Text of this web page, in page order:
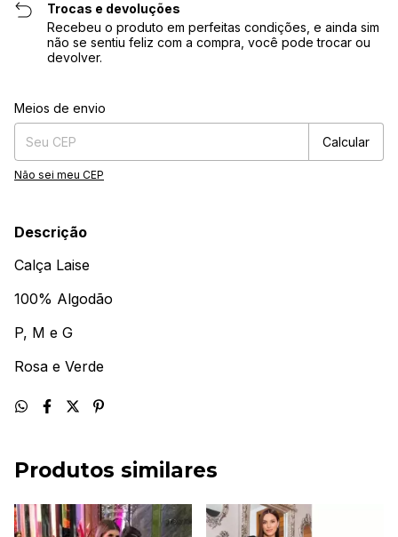
Trocas e devoluções
Recebeu o produto em perfeitas condições, e ainda sim
não se sentiu feliz com a compra, você pode trocar ou
devolver.
Entregas para o CEP:
Meios de envio
Calcular
Não sei meu CEP
Descrição
Calça Laise
100% Algodão
P, M e G
Rosa e Verde
Produtos similares